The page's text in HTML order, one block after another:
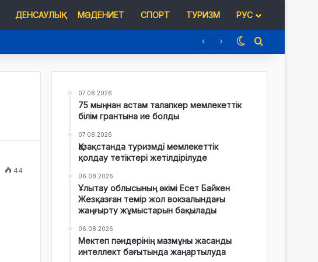
ДЕНСАУЛЫҚ МӘДЕНИЕТ СПОРТ ТУРИЗМ РУС
Switch skin
Іздеу
44
07.08.2026
75 мыңнан астам талапкер мемлекеттік
білім грантына ие болды
07.08.2026
Қазақстанда туризмді мемлекеттік
қолдау тетіктері жетілдірілуде
06.08.2026
Ұлытау облысының әкімі Есет Байкен
Жезқазған темір жол вокзалындағы
жаңғырту жұмыстарын бақылады
06.08.2026
Мектеп пәндерінің мазмұны жасанды
интеллект бағытында жаңартылуда